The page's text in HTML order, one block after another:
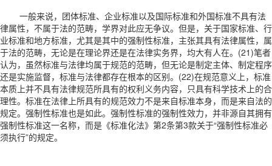
一般来说，团体标准、企业标准以及国际标准和外国标准不具有法
律属性，不属于法的范畴，学界对此应无争议。但是，关于国家标准、行
业标准和地方标准，尤其是其中的强制性标准，主张其具有法律属性，属
于法的范畴，无论是在理论界还是在法律实务界，均大有人在。(21)笔者
认为，虽然标准与法律均属于规范的范畴，但无论是制定主体、制定程序
还是实施监督，标准与法律都存在根本的区别。(22)在规范意义上，标准
本质上并不具有法律规范所具有的权利义务内容，只具有科学技术上的合
理性。标准在法律上所具有的规范效力不是来自标准本身，而是来自法的
规定。强制性标准也是如此。强制性标准的强制性效力，并非源自其拥有
强制性标准这一名称，而是《标准化法》第2条第3款关于“强制性标准必
须执行”的规定。